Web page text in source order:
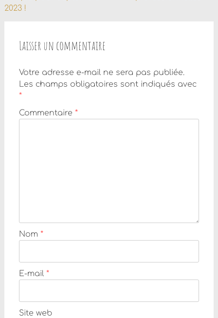
l'article
2023 !
Laisser un commentaire
Votre adresse e-mail ne sera pas publiée.
Les champs obligatoires sont indiqués avec
*
Commentaire *
Nom *
E-mail *
Site web